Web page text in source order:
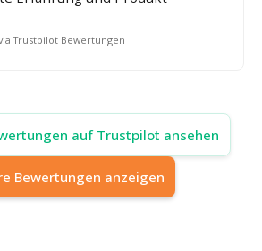
Trustpilot Bewertungen
auf Trustpilot ansehen
Bewertungen anzeigen